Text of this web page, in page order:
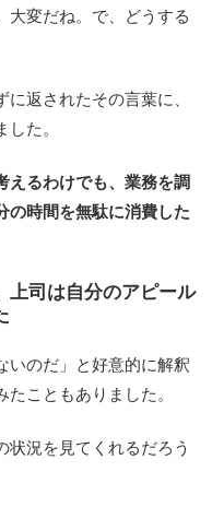
大変だね。で、どうする
返されたその言葉に、
た。
えるわけでも、業務を調
の時間を無駄に消費した
司は自分のアピール
いのだ」と好意的に解釈
こともありました。
状況を見てくれるだろう